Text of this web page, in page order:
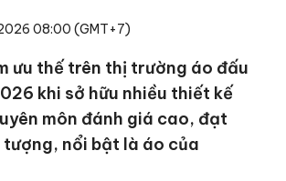
08:00 (GMT+7)
ưu thế trên thị trường áo đấu
khi sở hữu nhiều thiết kế
môn đánh giá cao, đạt
tượng, nổi bật là áo của